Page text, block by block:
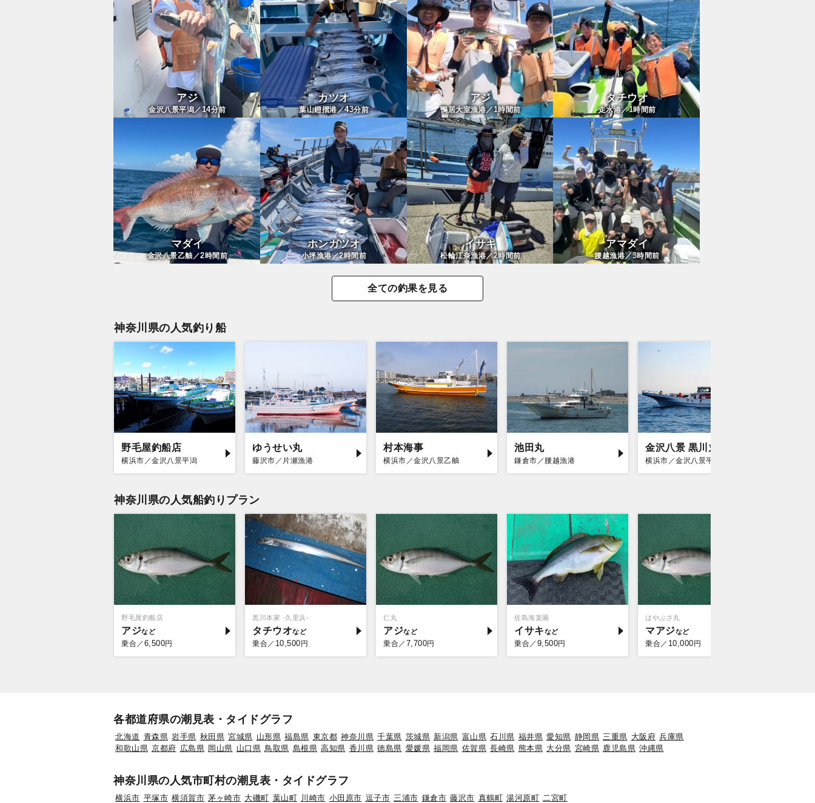
アジ
金沢八景平潟／14分前
カツオ
葉山鐙摺港／43分前
アジ
鴨居大室漁港／ 1時間前
タチウオ
走水港／1時間前
マダイ
金沢八景乙舳／2時間前
ホンガツオ
小坪漁港／2時間前
イサキ
松輪江奈漁港／2時間前
アマダイ
腰越漁港／3時間前
全ての釣果を見る
神奈川県の人気釣り船
野毛屋釣船店
横浜市／金沢八景平潟
ゆうせい丸
藤沢市／片瀬漁港
村本海事
横浜市／金沢八景乙舳
池田丸
鎌倉市／腰越漁港
金沢八景 黒川丸
横浜市／金沢八景平潟
神奈川県の人気船釣りプラン
野毛屋釣船店
アジ
乗合／ 6,500円
黒川本家 -久里浜-
タチウオ
乗合／ 10,500 円
仁丸
アジ
乗合／ 7,700円
佐島海楽園
イサキ
乗合／ 9,500円
はやぶさ丸
マアジ
乗合／ 10,000 円
各都道府県の潮見表・タイドグラフ
北海道 青森県 岩手県 秋田県 宮城県 山形県 福島県 東京都 神奈川県 千葉県 茨城県 新潟県 富山県 石川県 福井県 愛知県 静岡県 三重県 大阪府 兵庫県
和歌山県 京都府 広島県 岡山県 山口県 鳥取県 島根県 高知県 香川県 徳島県 愛媛県 福岡県 佐賀県 長崎県 熊本県 大分県 宮崎県 鹿児島県 沖縄県
神奈川県の人気市町村の潮見表・タイドグラフ
横浜市 平塚市 横須賀市 茅ヶ崎市 大磯町 葉山町 川崎市 小田原市 逗子市 三浦市 鎌倉市 藤沢市 真鶴町 湯河原町 二宮町